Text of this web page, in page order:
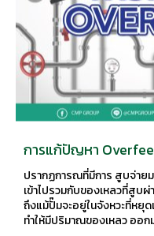
การแก้ปัญหา
ปรากฏการณที่มีการ สูบจ่ายม
เข้าไปรวมกับของเหลวที่สูบ
ถึงแม้ปั๊มจะอยู่ในจังหวะที่หยุ
ทำให้มีปริมาณของเหลว ออ